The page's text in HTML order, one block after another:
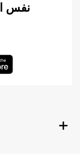
نفس